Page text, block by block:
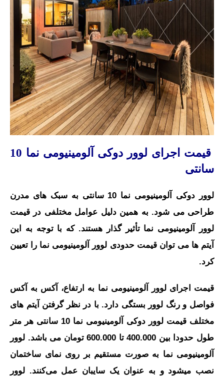
قیمت اجرای لوور دوکی آلومینیومی نما 10
سانتی
لوور دوکی آلومینیومی نما 10 سانتی به سبک های مدرن
طراحی می شود. به همین دلیل عوامل مختلفی در قیمت
لوور آلومینیومی نما تأثیر گذار هستند. که با توجه به این
آیتم ها می توان قیمت حدودی لوور آلومینیومی نما را تعیین
کرد.
قیمت اجرای لوور آلومینیومی نما به ارتفاع، آکس به آکس
فواصل و رنگ لوور بستگی دارد. با در نظر گرفتن آیتم های
مختلف قیمت لوور دوکی آلومینیومی نما 10 سانتی هر متر
طول حدودا بین 400.000 تا 600.000 تومان می باشد. لوور
آلومینیومی نما به صورت مستقیم بر روی نمای ساختمان
نصب میشود و به‌ عنوان یک سایبان عمل می‌کنند. لوور